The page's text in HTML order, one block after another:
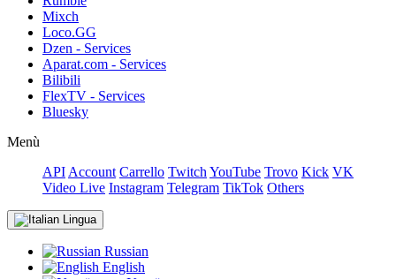
Mixch
Loco.GG
Dzen - Services
Aparat.com - Services
Bilibili
FlexTV - Services
Bluesky
Menù
API Account Carrello Twitch YouTube Trovo Kick VK
Video Live Instagram Telegram TikTok Others
Lingua
Russian
English